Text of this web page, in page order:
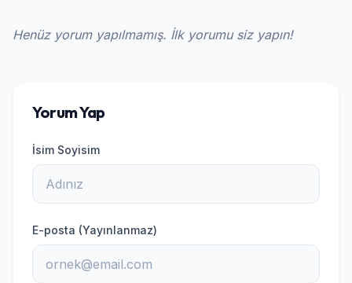
Henüz yorum yapılmamış. İlk yorumu siz yapın!
Yorum Yap
İsim Soyisim
E-posta (Yayınlanmaz)